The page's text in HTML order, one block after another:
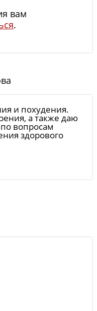
вам
.
и похудения.
а также даю
вопросам
здорового